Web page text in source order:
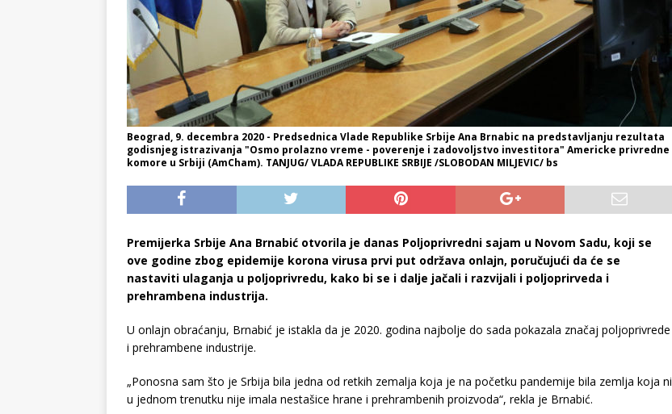
Beograd, 9. decembra 2020 - Predsednica Vlade Republike Srbije Ana Brnabic na predstavljanju rezultata
godisnjeg istrazivanja "Osmo prolazno vreme - poverenje i zadovoljstvo investitora" Americke privredne
komore u Srbiji (AmCham). TANJUG/ VLADA REPUBLIKE SRBIJE /SLOBODAN MILJEVIC/ bs
Premijerka Srbije Ana Brnabić otvorila je danas Poljoprivredni sajam u Novom Sadu, koji se
ove godine zbog epidemije korona virusa prvi put održava onlajn, poručujući da će se
nastaviti ulaganja u poljoprivredu, kako bi se i dalje jačali i razvijali i poljoprirveda i
prehrambena industrija.
U onlajn obraćanju, Brnabić je istakla da je 2020. godina najbolje do sada pokazala značaj poljoprivrede
i prehrambene industrije.
„Ponosna sam što je Srbija bila jedna od retkih zemalja koja je na početku pandemije bila zemlja koja ni
u jednom trenutku nije imala nestašice hrane i prehrambenih proizvoda“, rekla je Brnabić.